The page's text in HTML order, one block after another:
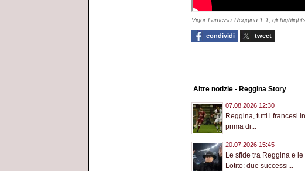
Vigor Lamezia-Reggina 1-1, gli
condividi tweet
Altre notizie - Reggina Story
07.08.2026 12:30
Reggina, tutti i francesi
prima di...
20.07.2026 15:45
Le sfide tra Reggina e
Lotito: due successi...